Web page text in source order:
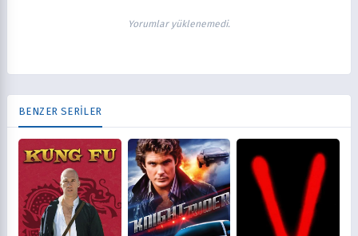
Yorumlar yüklenemedi.
BENZER SERİLER